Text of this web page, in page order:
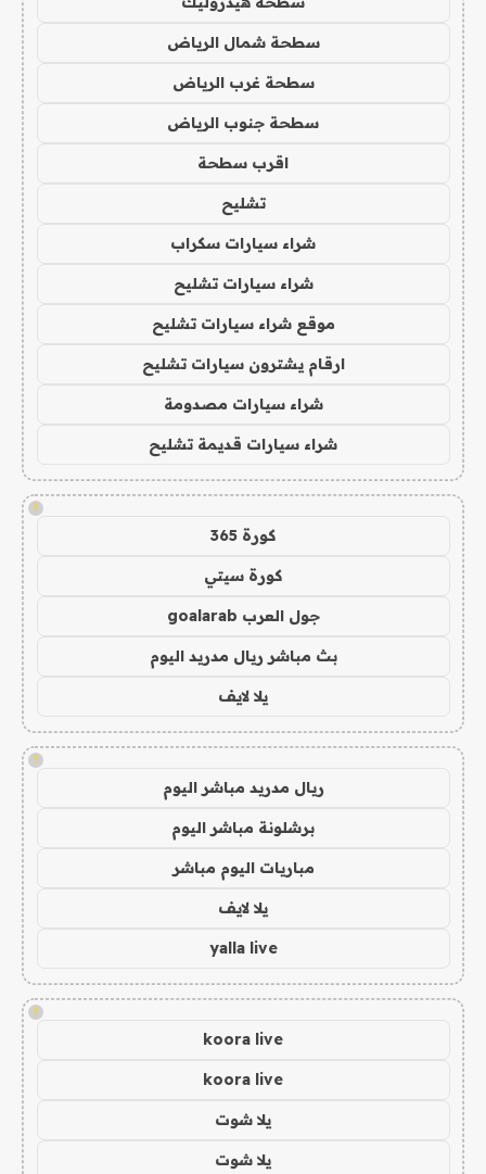
سطحة شمال الرياض
سطحة غرب الرياض
سطحة جنوب الرياض
اقرب سطحة
تشليح
شراء سيارات سكراب
شراء سيارات تشليح
موقع شراء سيارات تشليح
ارقام يشترون سيارات تشليح
شراء سيارات مصدومة
شراء سيارات قديمة تشليح
!
كورة 365
كورة سيتي
جول العرب goalarab
بث مباشر ريال مدريد اليوم
يلا لايف
!
ريال مدريد مباشر اليوم
برشلونة مباشر اليوم
مباريات اليوم مباشر
يلا لايف
yalla live
!
koora live
koora live
يلا شوت
يلا شوت